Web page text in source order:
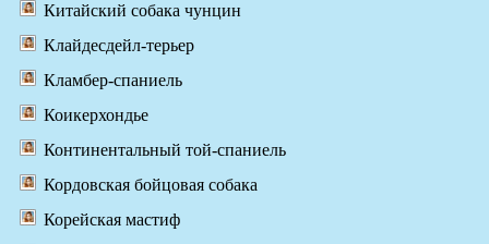
Китайский собака чунцин
Клайдесдейл-терьер
Кламбер-спаниель
Коикерхондье
Континентальный той-спаниель
Кордовская бойцовая собака
Корейская мастиф